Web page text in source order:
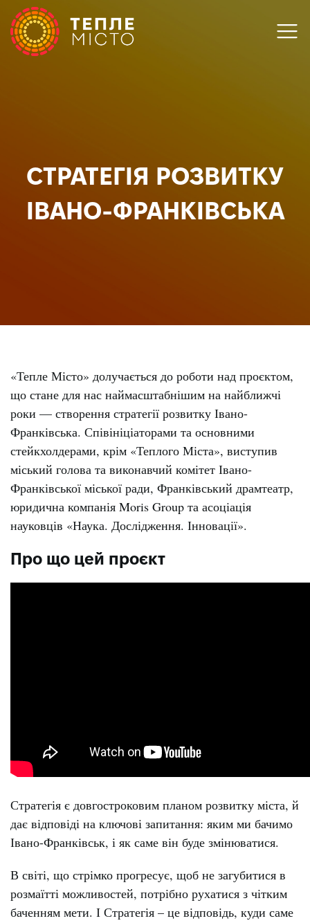
СТРАТЕГІЯ РОЗВИТКУ
ІВАНО-ФРАНКІВСЬКА
«Тепле Місто» долучається до роботи над проєктом,
що стане для нас наймасштабнішим на найближчі
роки — створення стратегії розвитку Івано-
Франківська. Співініціаторами та основними
стейкхолдерами, крім «Теплого Міста», виступив
міський голова та виконавчий комітет Івано-
Франківської міської ради, Франківський драмтеатр,
юридична компанія Moris Group та асоціація
науковців «Наука. Дослідження. Інновації».
Про що цей проєкт
Стратегія є довгостроковим планом розвитку міста, й
дає відповіді на ключові запитання: яким ми бачимо
Івано-Франківськ, і як саме він буде змінюватися.
В світі, що стрімко прогресує, щоб не загубитися в
розмаїтті можливостей, потрібно рухатися з чітким
баченням мети. І Стратегія – це відповідь, куди саме